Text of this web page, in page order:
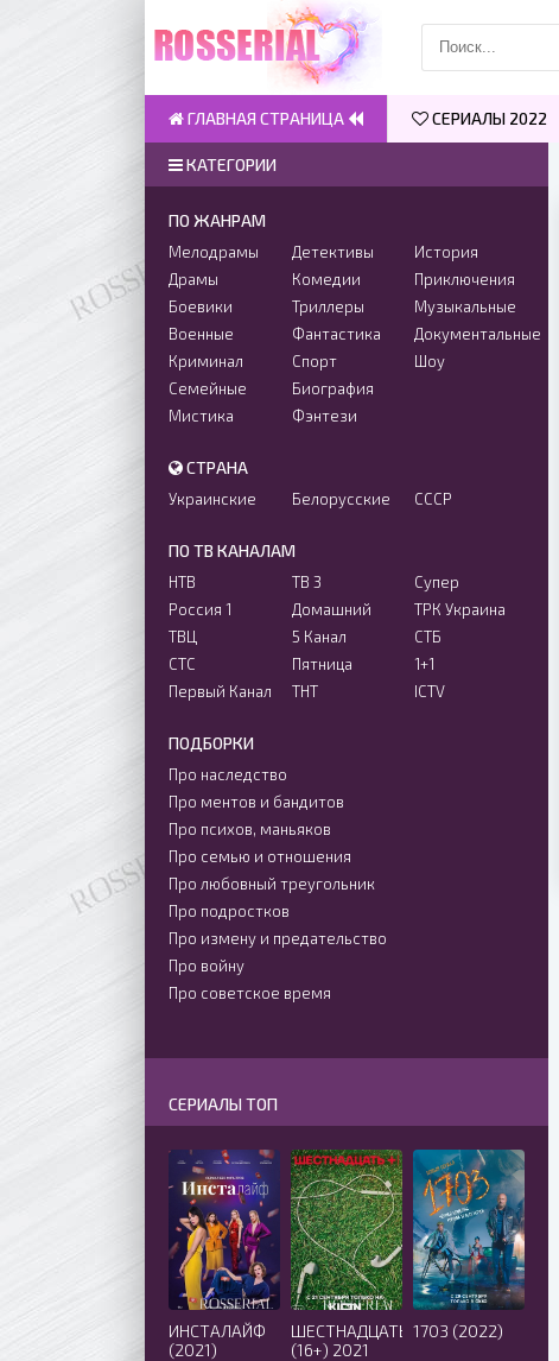
КАТЕГОРИИ
ПО ЖАНРАМ
Мелодрамы
Драмы
Боевики
Военные
Криминал
Семейные
Мистика
Детективы
Комедии
Триллеры
Фантастика
Спорт
Биография
Фэнтези
История
Приключения
Музыкальные
Документальные
Шоу
СТРАНА
Украинские Белорусские СССР
ПО ТВ КАНАЛАМ
НТВ
Россия 1
ТВЦ
СТС
Первый Канал
ТВ 3
Домашний
5 Канал
Пятница
ТНТ
Супер
ТРК Украина
СТБ
1+1
ICTV
ПОДБОРКИ
Про наследство
Про ментов и бандитов
Про психов, маньяков
Про семью и отношения
Про любовный треугольник
Про подростков
Про измену и предательство
Про войну
Про советское время
СЕРИАЛЫ ТОП
ИНСТАЛАЙФ
(2021)
ШЕСТНАДЦАТЬ
(16+) 2021
1703 (2022)
ГЛАВНАЯ СТРАНИЦА СЕРИАЛЫ 2022